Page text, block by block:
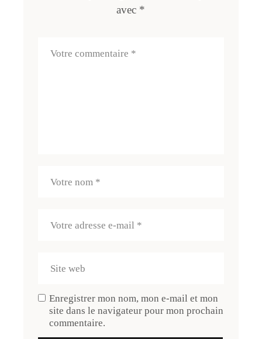
avec *
Enregistrer mon nom, mon e-mail et mon
site dans le navigateur pour mon prochain
commentaire.